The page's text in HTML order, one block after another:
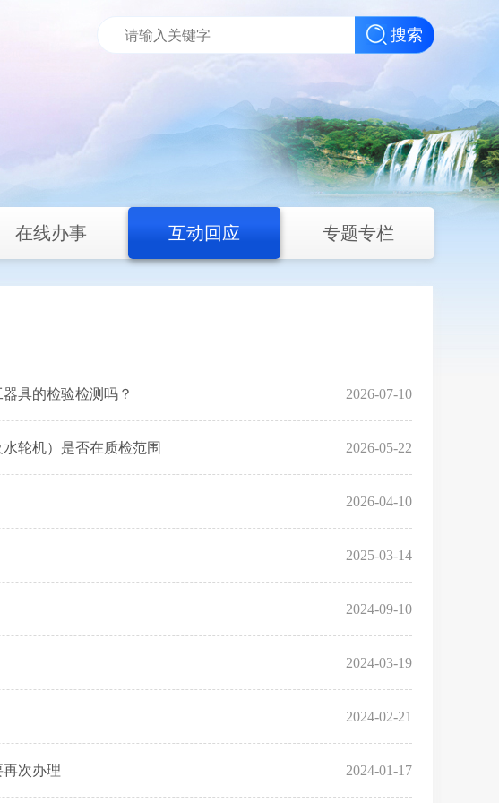
搜索
在线办事 互动回应 专题专栏
具的检验检测吗？ 2026-07-10
轮机）是否在质检范围 2026-05-22
2026-04-10
2025-03-14
2024-09-10
2024-03-19
2024-02-21
次办理 2024-01-17